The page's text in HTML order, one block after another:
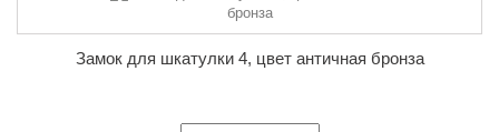
Замок для шкатулки 4, цвет античная бронза